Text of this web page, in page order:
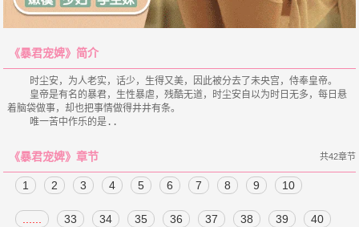
《暴君宠婢》简介
着脑袋做事，却也把事情做得井井有条。
《暴君宠婢》章节 共42章节
1 2 3 4 5 6 7 8 9 10
...... 33 34 35 36 37 38 39 40